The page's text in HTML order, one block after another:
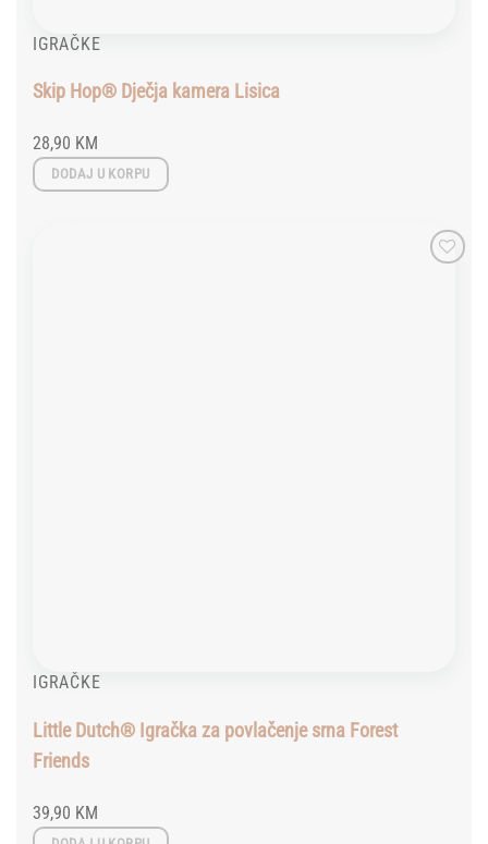
IGRAČKE
Skip Hop® Dječja kamera Lisica
28,90 KM
DODAJ U KORPU
IGRAČKE
Little Dutch® Igračka za povlačenje srna Forest
Friends
39,90 KM